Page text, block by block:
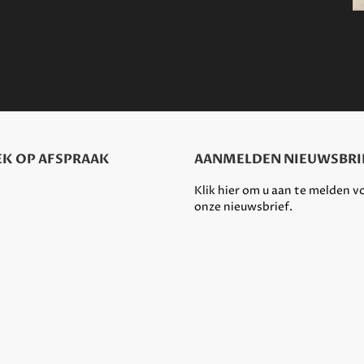
OP AFSPRAAK AANMELDEN
Klik hier om u aan te melden
onze nieuwsbrief.